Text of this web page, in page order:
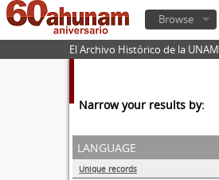
Browse
El Archivo Histórico de la UNAM
Narrow your results by:
language
Unique records